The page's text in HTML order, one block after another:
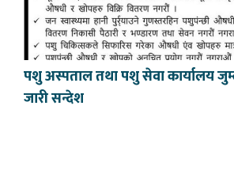
पशु अस्पताल तथा पशु सेवा कार्यालय
जारी सन्देश